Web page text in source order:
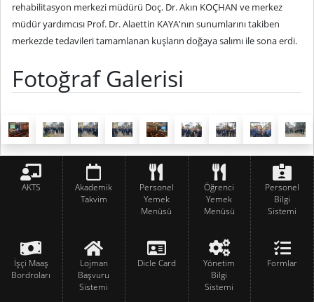
rehabilitasyon merkezi müdürü Doç. Dr. Akın KOÇHAN ve merkez
müdür yardımcısı Prof. Dr. Alaettin KAYA'nın sunumlarını takiben
merkezde tedavileri tamamlanan kuşların doğaya salımı ile sona erdi.
Fotoğraf Galerisi
AKTS
Akademik
Takvim
Personel
Yemek
Menüsü
Öğrenci
Yemek
Menüsü
Personel
Bilgi
Sistemi
İşçi Maaş
Bordroları
Lojman
Başvuru
Sistemi
Dicle Card
Yönetim
Bilgi
Sistemi
Formlar